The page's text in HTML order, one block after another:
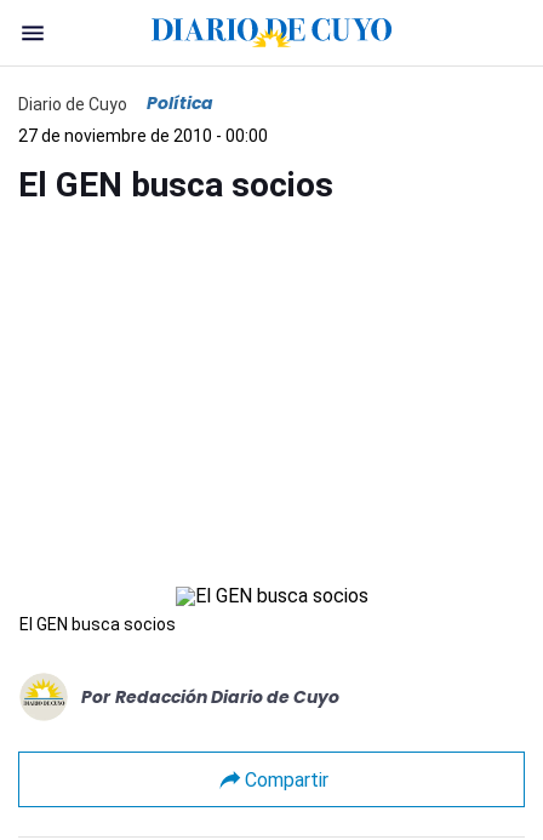
Diario de Cuyo Política
27 de noviembre de 2010 - 00:00
El GEN busca socios
El GEN busca socios
Por Redacción Diario de Cuyo
Compartir